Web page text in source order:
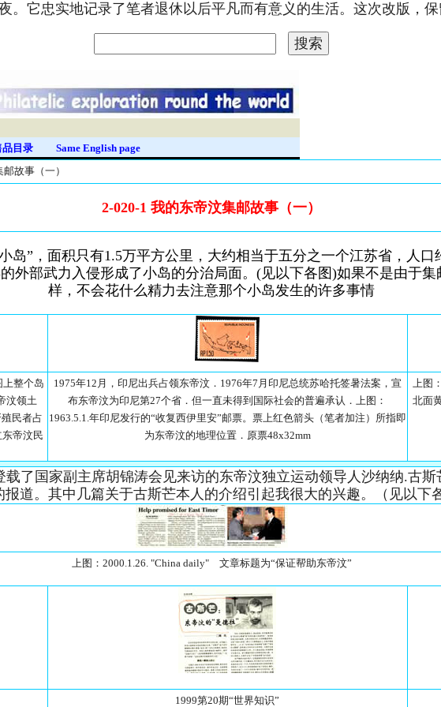
。它忠实地记录了笔者退休以后平凡而有意义的生活。这次改版，
品目录
Same English page
故事（一）
2-020-1 我的东帝汶集邮故事（一）
岛”，面积只有1.5万平方公里，大约相当于五分之一个江苏省，人
外部武力入侵形成了小岛的分治局面。(见以下各图)如果不是由于
样，不会花什么精力去注意那个小岛发生的许多事情
上整个岛
汶领土
民者占
帝汶民
1975年12月，印尼出兵占领东帝汶．1976年7月印尼总统苏哈托签暑法案，宣
布东帝汶为印尼第27个省．但一直未得到国际社会的普遍承认．上图：
1963.5.1.年印尼发行的“收复西伊里安”邮票。票上红色箭头（笔者加注）所指即
为东帝汶的地理位置．原票48x32mm
上图
北面
了国家副主席胡锦涛会见来访的东帝汶独立运动领导人沙纳纳.古
报道。其中几篇关于古斯芒本人的介绍引起我很大的兴趣。（见以下
上图：2000.1.26. "China daily" 文章标题为“保证帮助东帝汶”
1999第20期“世界知识”